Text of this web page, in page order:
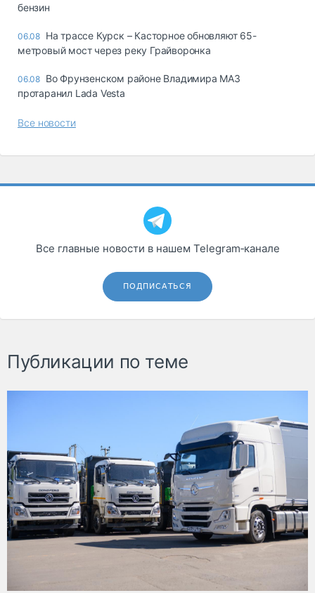
бензин
06.08 На трассе Курск – Касторное обновляют 65-
метровый мост через реку Грайворонка
06.08 Во Фрунзенском районе Владимира МАЗ
протаранил Lada Vesta
Все новости
Все главные новости в нашем Telegram‑канале
ПОДПИСАТЬСЯ
Публикации по теме